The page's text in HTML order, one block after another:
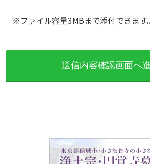
※ファイル容量3MBまで添付できます。